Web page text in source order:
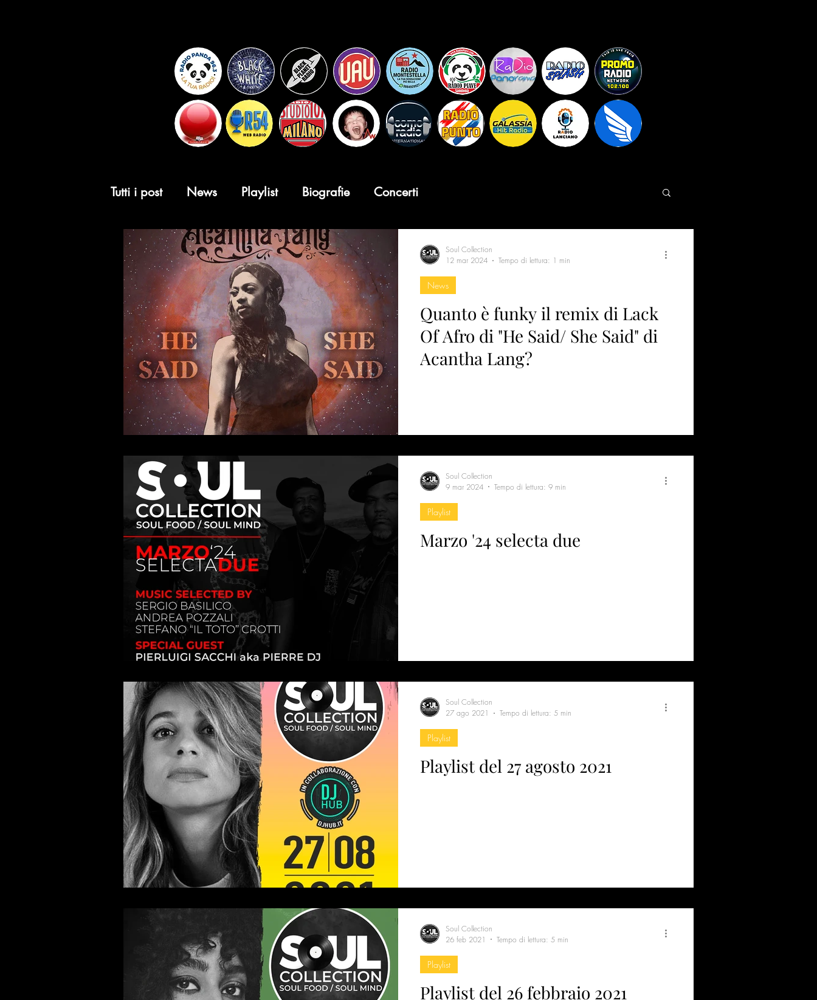
Tutti i post News Playlist Biografie Concerti
Quanto è funky il remix di Lack
Of Afro di "He Said/ She Said" di
Acantha Lang?
News
Soul Collection
12 mar 2024
Tempo di lettura: 1 min
Marzo '24 selecta due
Playlist
Soul Collection
9 mar 2024
Tempo di lettura: 9 min
Playlist del 27 agosto 2021
Playlist
Soul Collection
27 ago 2021
Tempo di lettura: 5 min
Playlist del 26 febbraio 2021
Playlist
Soul Collection
26 feb 2021
Tempo di lettura: 5 min